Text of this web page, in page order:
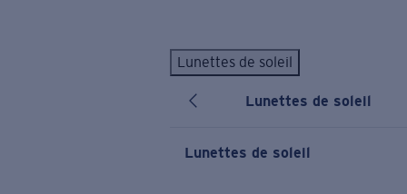
Lunettes de soleil
Lunettes de soleil
Lunettes de soleil
LES PLUS RECHERCHÉS
Lunettes de soleil personnalisées Nouveau